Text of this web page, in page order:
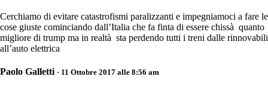
Cerchiamo di evitare catastrofismi paralizzanti e impegniamoci a fare le
cose giuste cominciando dall’Italia che fa finta di essere chissà quanto
migliore di trump ma in realtà sta perdendo tutti i treni dalle rinnovabili
all’auto elettrica
Paolo Galletti · 11 Ottobre 2017 alle 8:56 am